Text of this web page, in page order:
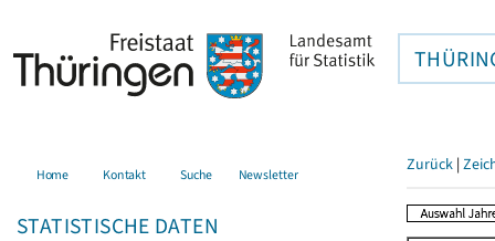
Home Kontakt Suche Newsletter
STATISTISCHE DATEN
Zurück |